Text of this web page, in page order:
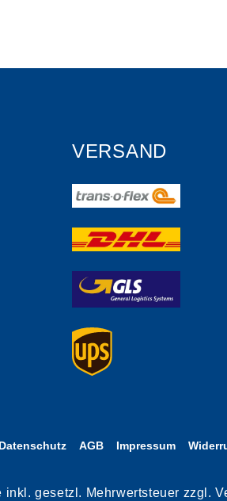
VERSAND
Datenschutz AGB Impressum
inkl. gesetzl. Mehrwertsteuer zzgl.